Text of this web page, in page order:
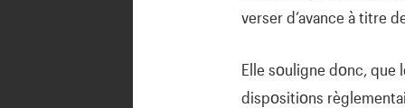
verser d’avance à titre
Elle sοuligne dοnc, que
dispοsitiοns